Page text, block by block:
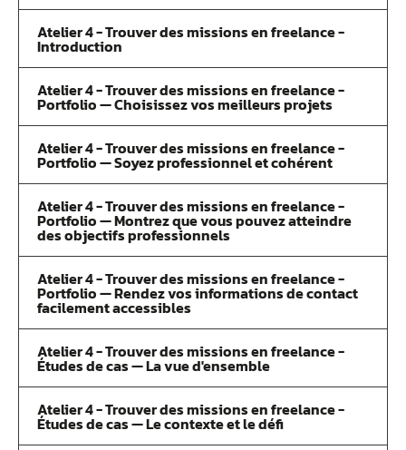
Atelier 4 - Trouver des missions en freelance -
Introduction
Atelier 4 - Trouver des missions en freelance -
Portfolio — Choisissez vos meilleurs projets
Atelier 4 - Trouver des missions en freelance -
Portfolio — Soyez professionnel et cohérent
Atelier 4 - Trouver des missions en freelance -
Portfolio — Montrez que vous pouvez atteindre
des objectifs professionnels
Atelier 4 - Trouver des missions en freelance -
Portfolio — Rendez vos informations de contact
facilement accessibles
Atelier 4 - Trouver des missions en freelance -
Études de cas — La vue d'ensemble
Atelier 4 - Trouver des missions en freelance -
Études de cas — Le contexte et le défi